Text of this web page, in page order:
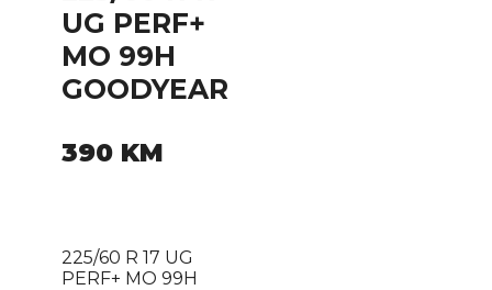
UG PERF+
MO 99H
GOODYEAR
390 KM
225/60 R 17 UG
PERF+ MO 99H